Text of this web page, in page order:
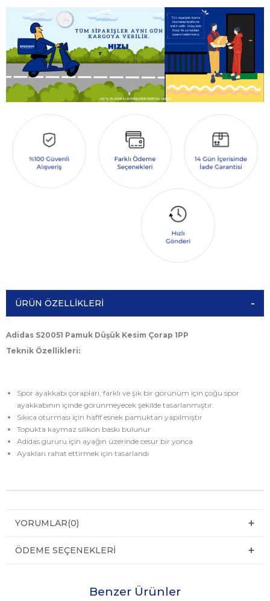
ÜRÜN ÖZELLIKLERI
Adidas S20051 Pamuk Düşük Kesim Çorap 1PP
Teknik Özellikleri:
Spor ayakkabı çorapları, farklı ve şık bir görünüm için çoğu spor
ayakkabının içinde görünmeyecek şekilde tasarlanmıştır.
Sıkıca oturması için hafif esnek pamuktan yapılmıştır
Topukta kaymaz silikon baskı bulunur
Adidas gururu için ayağın üzerinde cesur bir yonca
Ayakları rahat ettirmek için tasarlandı
YORUMLAR(0)
ÖDEME SEÇENEKLERI
Benzer Ürünler